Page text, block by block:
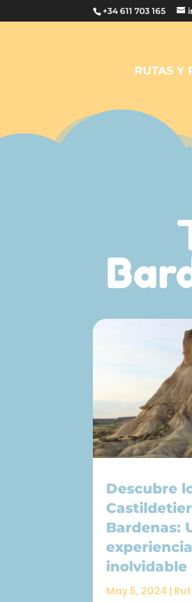
+34 611 703 165
RUTAS Y
Descubre
Bardenas:
inolvidable
May 5, 2024 |